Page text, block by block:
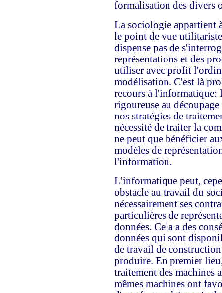
formalisation des divers
La sociologie appartient
le point de vue
dispense pas de
représentations et des
utiliser avec profit
modélisation. C'est là
recours à l'informatique:
rigoureuse au
nos stratégies de
nécessité de traiter la
ne peut que bénéficier
modèles de
l'information.
L'informatique peut,
obstacle au travail du
nécessairement ses
particulières de
données. Cela a des
données qui sont
de travail de
produire. En premier
traitement des machines
mêmes machines ont